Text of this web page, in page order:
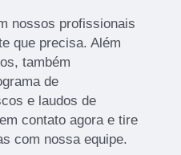
nossos profissionais
que precisa. Além
também
de
e laudos de
contato agora e tire
com nossa equipe.